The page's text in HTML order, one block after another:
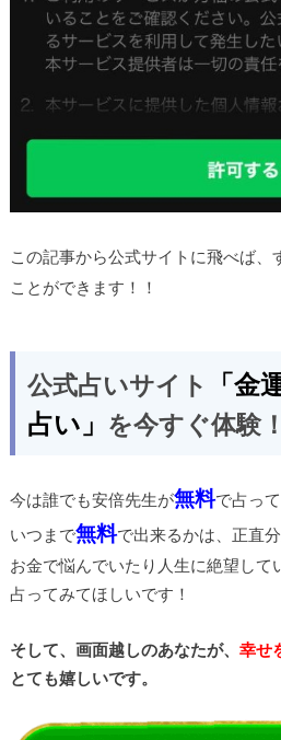
この記事から公式サイトに飛べば、
ことができます！！
公式占いサイト
「金
占い」 を今すぐ体験！
今は誰でも安倍先生が無料で占っ
いつまで無料で出来るかは、正直分
お金で悩んでいたり人生に絶望して
占ってみてほしいです！
そして、画面越しのあなたが、 幸せ
とても嬉しいです。